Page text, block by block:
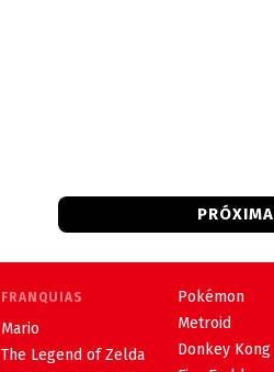
PRÓXIMA
FRANQUIAS
Mario
The Legend of Zelda
Pokémon
Metroid
Donkey Kong